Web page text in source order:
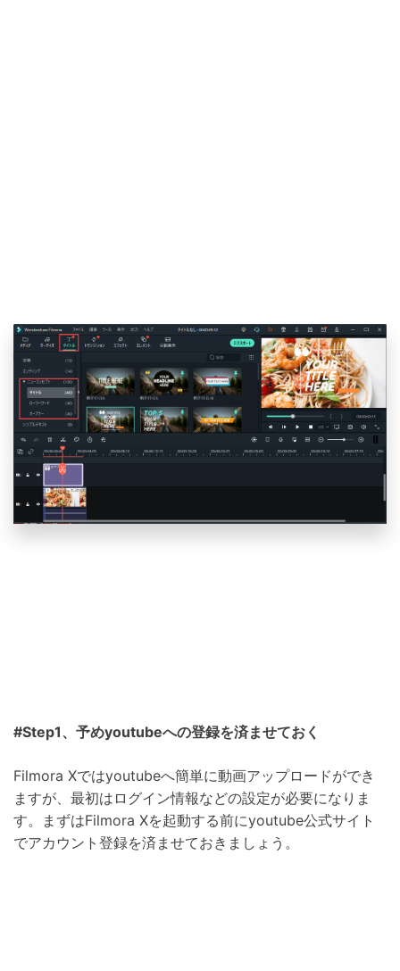
#Step1、予めyoutubeへの登録を済ませておく
Filmora Xではyoutubeへ簡単に動画アップロードができ
ますが、最初はログイン情報などの設定が必要になりま
す。まずはFilmora Xを起動する前にyoutube公式サイト
でアカウント登録を済ませておきましょう。